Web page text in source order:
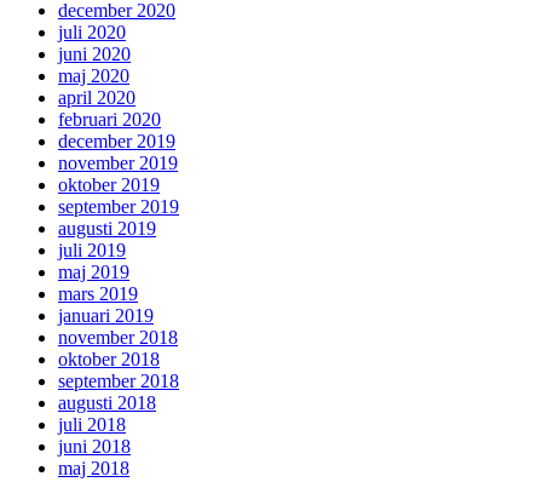
december 2020
juli 2020
juni 2020
maj 2020
april 2020
februari 2020
december 2019
november 2019
oktober 2019
september 2019
augusti 2019
juli 2019
maj 2019
mars 2019
januari 2019
november 2018
oktober 2018
september 2018
augusti 2018
juli 2018
juni 2018
maj 2018